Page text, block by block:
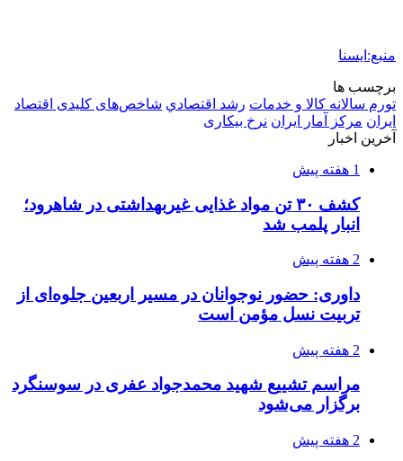
منبع:ایسنا
برچسب ها
تورم سالانه کالا و خدمات رشد اقتصادي شاخص‌های کلیدی اقتصاد
ایران مرکز آمار ایران نرخ بیکاری
آخرین اخبار
1 هفته پیش
کشف ۳۰ تن مواد غذایی غیربهداشتی در شاهرود؛
انبار پلمب شد
2 هفته پیش
داوری: حضور نوجوانان در مسیر اربعین جلوه‌ای از
تربیت نسل مؤمن است
2 هفته پیش
مراسم تشییع شهید محمدجواد عفری در سوسنگرد
برگزار می‌شود
2 هفته پیش